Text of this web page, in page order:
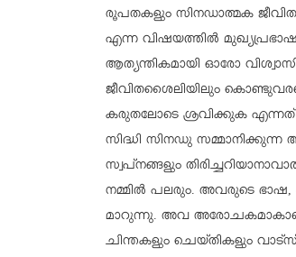
രൂപതകളും സിനഡാത്മക
എന്ന വിഷയത്തില്‍
ആത്യന്തികമായി ഓരോ
ജീവിതശൈലിയിലും
കരുതലോടെ ശ്രവിക്കുക എന്നത്
സിദ്ധി സിനഡു
സ്വപ്നങ്ങളും
നമ്മില്‍ പലരും. അവരുടെ ഭാഷ,
മാറുന്നു. അവ
ചിന്തകളും ചെയ്തികളും